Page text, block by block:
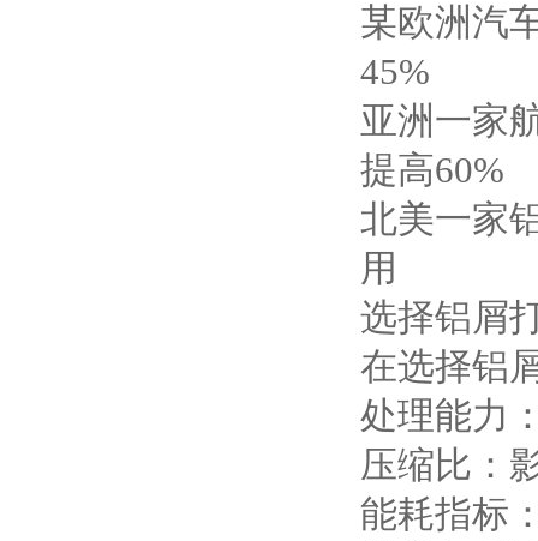
某欧洲汽
45%
亚洲一家
提高60%
北美一家
用
选择铝屑
在选择铝
处理能力
压缩比：
能耗指标